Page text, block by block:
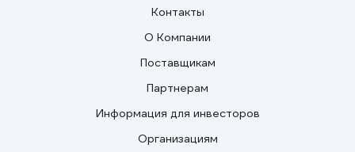
Контакты
О Компании
Поставщикам
Партнерам
Информация для инвесторов
Организациям